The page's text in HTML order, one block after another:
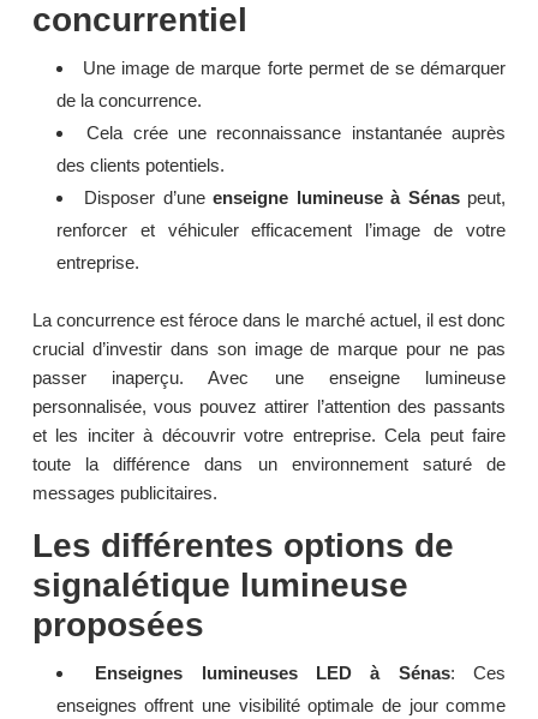
concurrentiel
Une image de marque forte permet de se démarquer
de la concurrence.
Cela crée une reconnaissance instantanée auprès
des clients potentiels.
Disposer d’uneenseigne lumineuse à Sénaspeut,
renforcer et véhiculer efficacement l’image de votre
entreprise.
La concurrence est féroce dans le marché actuel, il est donc
crucial d’investir dans son image de marque pour ne pas
passer inaperçu. Avec une enseigne lumineuse
personnalisée, vous pouvez attirer l’attention des passants
et les inciter à découvrir votre entreprise. Cela peut faire
toute la différence dans un environnement saturé de
messages publicitaires.
Les différentes options de
signalétique lumineuse
proposées
Enseignes lumineuses LED à Sénas: Ces
enseignes offrent une visibilité optimale de jour comme